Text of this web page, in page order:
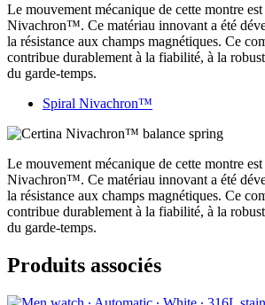
Le mouvement mécanique de cette montre
Nivachron™. Ce matériau innovant a été
la résistance aux champs magnétiques. Ce
contribue durablement à la fiabilité, à la
du garde-temps.
Spiral Nivachron™
Le mouvement mécanique de cette montre
Nivachron™. Ce matériau innovant a été
la résistance aux champs magnétiques. Ce
contribue durablement à la fiabilité, à la
du garde-temps.
Produits associés